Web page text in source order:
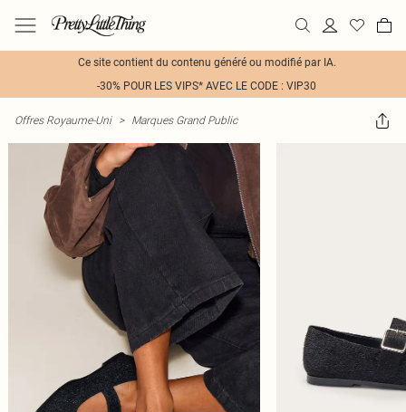
Ce site contient du contenu généré ou modifié par IA.
-30% POUR LES VIPS* AVEC LE CODE : VIP30
Offres Royaume-Uni > Marques Grand Public